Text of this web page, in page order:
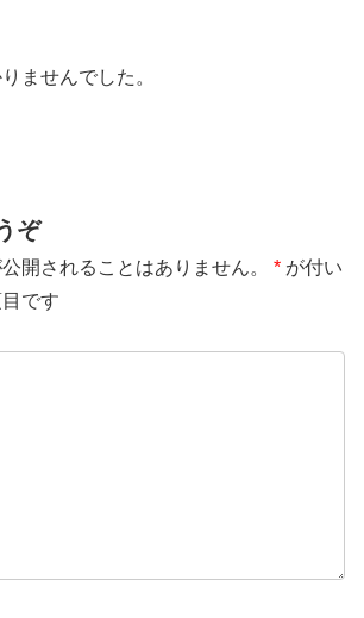
ませんでした。
ぞ
開されることはありません。 * が付い
です